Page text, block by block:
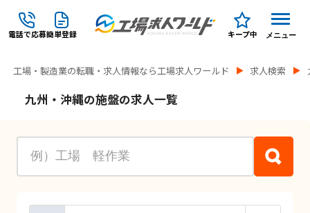
電話で応募簡単登録 キープ中 メニュー
工場・製造業の転職・求人情報なら工場求人ワールド 求人検索
九州・沖縄の施盤の求人一覧